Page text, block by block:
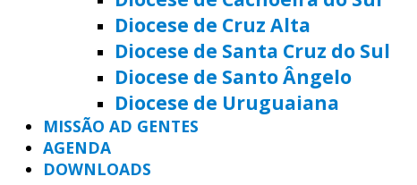
Diocese de Cruz Alta
Diocese de Santa Cruz do Sul
Diocese de Santo Ângelo
Diocese de Uruguaiana
MISSÃO AD GENTES
AGENDA
DOWNLOADS